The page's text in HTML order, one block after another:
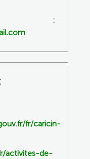
:
fr/caricin-
activites-de-